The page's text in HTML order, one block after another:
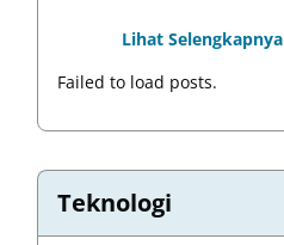
Lihat Selengkapnya
Failed to load posts.
Teknologi